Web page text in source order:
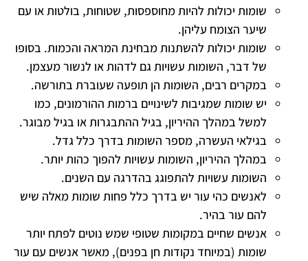
שומות יכולות להיות מחוספסות, שטוחות, בולטות או עם
שיער הצומח עליהן.
שומות יכולות להשתנות מבחינת המראה והכמות. בסופו
של דבר, השומות עשויות גם לדהות או לנשור מעצמן.
במקרים רבים, השומות הן תופעה שעוברת בתורשה.
יש שומות שמגיבות לשינויים ברמות ההורמונים, כמו
למשל במהלך ההיריון, בגיל ההתבגרות או בגיל מבוגר.
בגילאי העשרה, מספר השומות בדרך כלל גדל.
במהלך ההיריון, השומות עשויות להפוך כהות יותר.
השומות עשויות להתפוגג בהדרגה עם השנים.
לאנשים כהי עור יש בדרך כלל פחות שומות מאלה שיש
להם עור בהיר.
אנשים שחיים במקומות שטופי שמש נוטים לפתח יותר
שומות (במיוחד נקודות חן בפנים), מאשר אנשים עם עור